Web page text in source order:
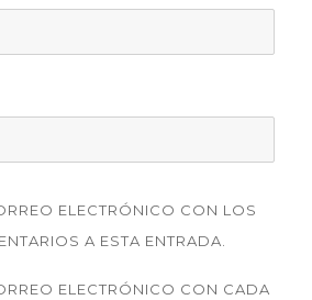
ELECTRÓNICO CON LOS
A ESTA ENTRADA.
ELECTRÓNICO CON CADA